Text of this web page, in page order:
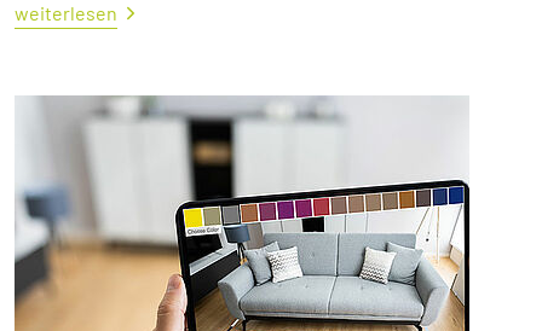
weiterlesen